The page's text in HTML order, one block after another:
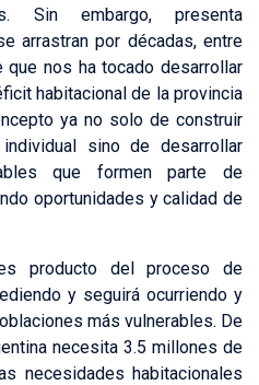
Sin embargo, presenta
arrastran por décadas, entre
nos ha tocado desarrollar
habitacional de la provincia
ya no solo de construir
sino de desarrollar
que formen parte de
oportunidades y calidad de
producto del proceso de
y seguirá ocurriendo y
más vulnerables. De
necesita 3.5 millones de
necesidades habitacionales